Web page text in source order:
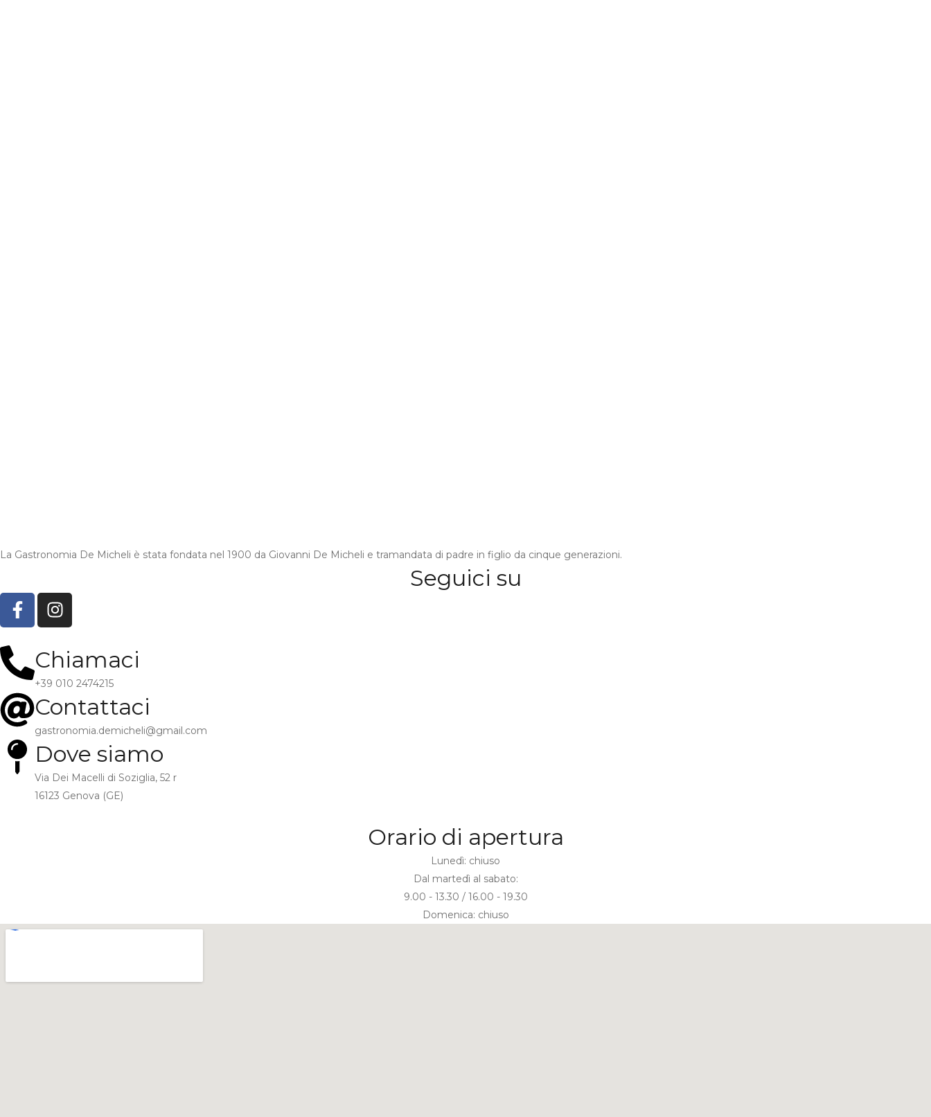
La Gastronomia De Micheli è stata fondata nel 1900 da Giovanni De Micheli e tramandata di padre in figlio da cinque generazioni.
Seguici su
Chiamaci
+39 010 2474215
Contattaci
gastronomia.demicheli@gmail.com
Dove siamo
Via Dei Macelli di Soziglia, 52 r
16123 Genova (GE)
Orario di apertura
Lunedì: chiuso
Dal martedì al sabato:
9.00 - 13.30 / 16.00 - 19.30
Domenica: chiuso